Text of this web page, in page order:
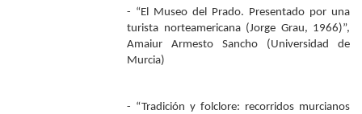
- “El Museo del Prado. Presentado por una
turista norteamericana (Jorge Grau, 1966)”,
Amaiur Armesto Sancho (Universidad de
Murcia)
- “Tradición y folclore: recorridos murcianos